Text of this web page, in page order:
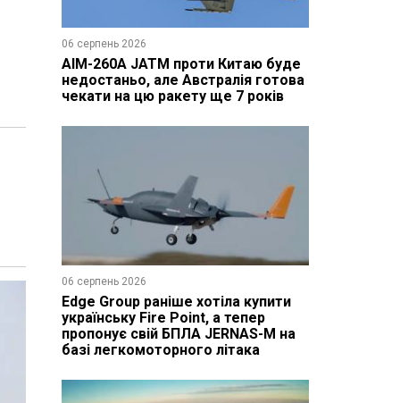
06 серпень 2026
AIM-260A JATM проти Китаю буде
недостаньо, але Австралія готова
чекати на цю ракету ще 7 років
06 серпень 2026
Edge Group раніше хотіла купити
українську Fire Point, а тепер
пропонує свій БПЛА JERNAS-M на
базі легкомоторного літака